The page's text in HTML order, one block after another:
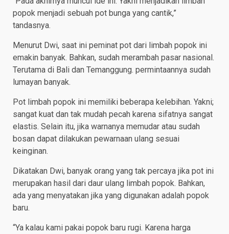
popok menjadi sebuah pot bunga yang cantik,”
tandasnya.
Menurut Dwi, saat ini peminat pot dari limbah popok ini
emakin banyak. Bahkan, sudah merambah pasar nasional.
Terutama di Bali dan Temanggung. permintaannya sudah
lumayan banyak.
Pot limbah popok ini memiliki beberapa kelebihan. Yakni;
sangat kuat dan tak mudah pecah karena sifatnya sangat
elastis. Selain itu, jika warnanya memudar atau sudah
bosan dapat dilakukan pewarnaan ulang sesuai
keinginan.
Dikatakan Dwi, banyak orang yang tak percaya jika pot ini
merupakan hasil dari daur ulang limbah popok. Bahkan,
ada yang menyatakan jika yang digunakan adalah popok
baru.
“Ya kalau kami pakai popok baru rugi. Karena harga